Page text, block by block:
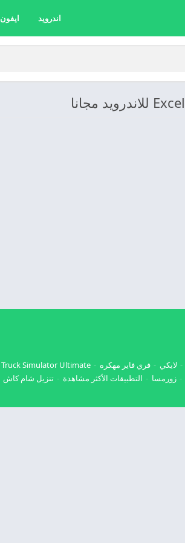
اندرويد ايفون
لايكي فري فاير مهكره Truck Simulator Ultimate مهكره
زورمسا التطبيقات الأكثر مشاهدة تنزيل شام كاش